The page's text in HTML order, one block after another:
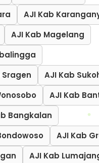
AJI Kab
AJI Kab Magelang
Sragen
AJI Kab
AJI Kab
Bangkalan
AJI Kab
AJI Kab